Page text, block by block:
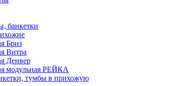
банкетки
Бриз
Витра
Денвер
модульная РЕЙКА
тумбы в прихожую